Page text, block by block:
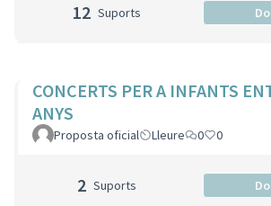
12 Suports
CONCERTS PER A INFANTS
ANYS
Proposta oficial Lleure 0 0
2 Suports